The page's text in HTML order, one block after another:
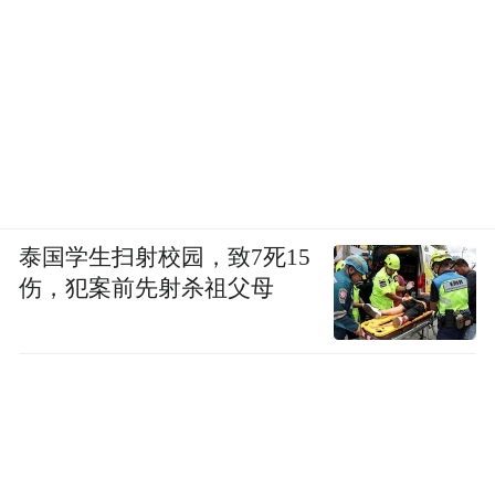
泰国学生扫射校园，致7死15
伤，犯案前先射杀祖父母